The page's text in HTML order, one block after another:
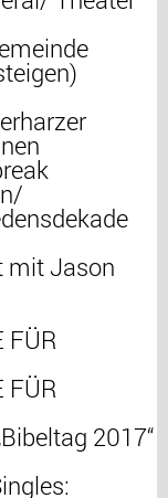
mit Jason
FÜR
FÜR
2017“